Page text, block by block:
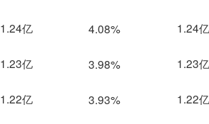
1.24亿 4.08% 1.24亿
1.23亿 3.98% 1.23亿
1.22亿 3.93% 1.22亿